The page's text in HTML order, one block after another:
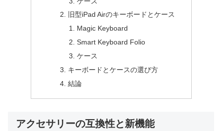
旧型iPad Airのキーボードとケース
Magic Keyboard
Smart Keyboard Folio
ケース
キーボードとケースの選び方
結論
アクセサリーの互換性と新機能